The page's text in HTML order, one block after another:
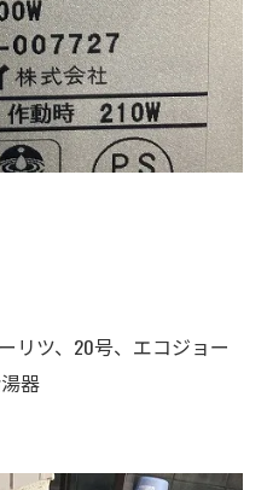
リツ、20号、エコジョー
器